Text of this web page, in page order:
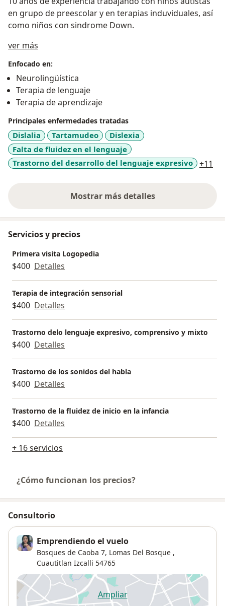
en grupo de preescolar y en terapias induviduales, así
como niños con sindrome Down.
ver más
Enfocado en:
Neurolingüística
Terapia de lenguaje
Terapia de aprendizaje
Principales enfermedades tratadas
Dislalia Tartamudeo
Dislexia
Falta de fluidez en el lenguaje
Trastorno del desarrollo del lenguaje expresivo
+11
Mostrar más detalles
sobre la experiencia
Servicios y precios
Primera visita Logopedia
$400 Detalles
Terapia de integración sensorial
$400 Detalles
Trastorno delo lenguaje expresivo, comprensivo y mixto
$400 Detalles
Trastorno de los sonidos del habla
$400 Detalles
Trastorno de la fluidez de inicio en la infancia
$400 Detalles
+ 16 servicios
¿Cómo funcionan los precios?
Consultorio
Emprendiendo el vuelo
Bosques de Caoba 7, Lomas Del Bosque ,
Cuautitlan Izcalli 54765
Ampliarse abre en una nueva